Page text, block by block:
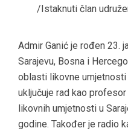
/Istaknuti član
Admir Ganić je rođen 23.
Sarajevu, Bosna i
oblasti likovne
uključuje rad kao
likovnih umjetnosti u
godine. Također je radio